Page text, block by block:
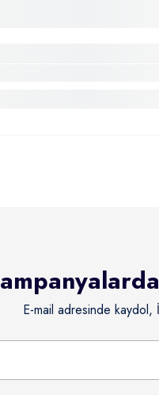
E-mail adresinde kaydol,